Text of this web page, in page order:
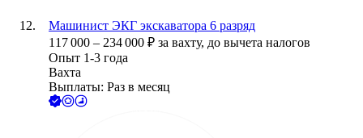
Машинист ЭКГ экскаватора 6 разряд
117 000 – 234 000 ₽ за вахту, до вычета налогов
Опыт 1-3 года
Вахта
Выплаты: Раз в месяц